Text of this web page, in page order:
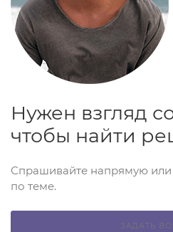
Нужен взгляд
чтобы найти
Спрашивайте напрямую или
по теме.
ЗАДАТЬ